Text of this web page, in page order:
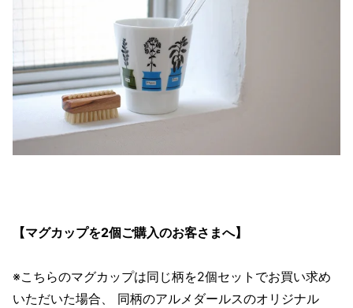
【マグカップを2個ご購入のお客さまへ】
※こちらのマグカップは同じ柄を2個セットでお買い求め
いただいた場合、 同柄のアルメダールスのオリジナル